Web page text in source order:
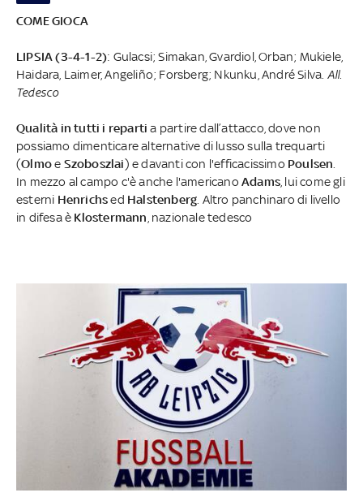
COME GIOCA
LIPSIA (3-4-1-2): Gulacsi; Simakan, Gvardiol, Orban; Mukiele,
Haidara, Laimer, Angeliño; Forsberg; Nkunku, André Silva. All.
Tedesco
Qualità in tutti i reparti a partire dall’attacco, dove non
possiamo dimenticare alternative di lusso sulla trequarti
(Olmoe Szoboszlai) e davanti con l'efficacissimo Poulsen
In mezzo al campo c'è anche l'americano Adams , lui come gli
esterni Henrichsed Halstenberg . Altro panchinaro di livello
in difesa è Klostermann , nazionale tedesco